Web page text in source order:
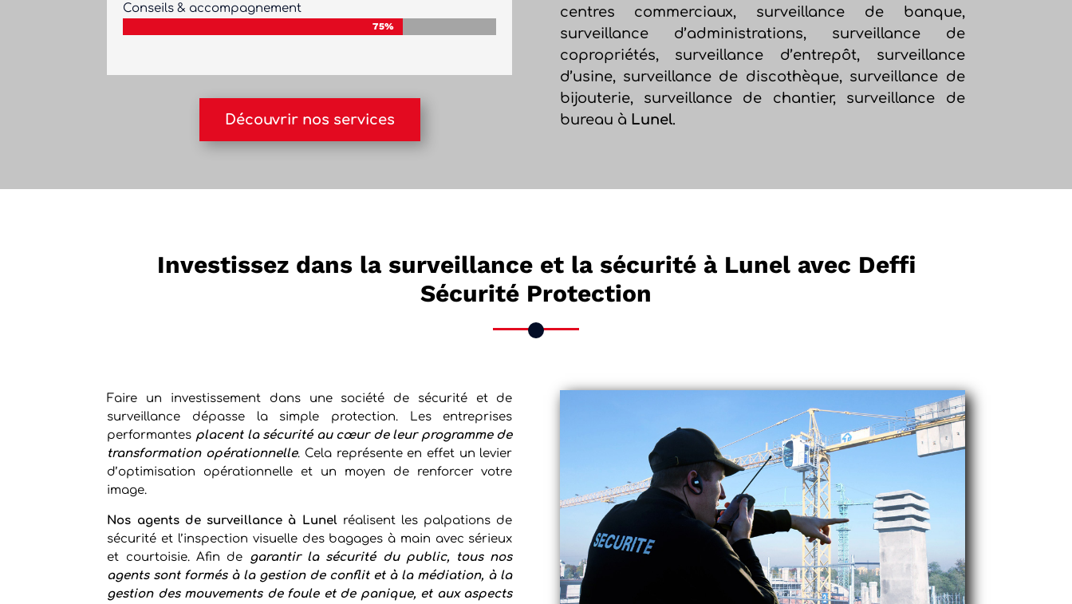
Conseils & accompagnement
75%
75%
Découvrir nos services
centres commerciaux, surveillance de banque,
surveillance d’administrations, surveillance de
copropriétés, surveillance d’entrepôt, surveillance
d’usine, surveillance de discothèque, surveillance de
bijouterie, surveillance de chantier, surveillance de
bureau à Lunel.
Investissez dans la surveillance et la sécurité à Lunel avec Deffi
Sécurité Protection
Faire un investissement dans une société de sécurité et de
surveillance dépasse la simple protection. Les entreprises
performantes placent la sécurité au cœur de leur programme de
transformation opérationnelle. Cela représente en effet un levier
d’optimisation opérationnelle et un moyen de renforcer votre
image.
Nos agents de surveillance à Lunelréalisent les palpations de
sécurité et l’inspection visuelle des bagages à main avec sérieux
et courtoisie. Afin de garantir la sécurité du public, tous nos
agents sont formés à la gestion de conflit et à la médiation, à la
gestion des mouvements de foule et de panique, et aux aspects